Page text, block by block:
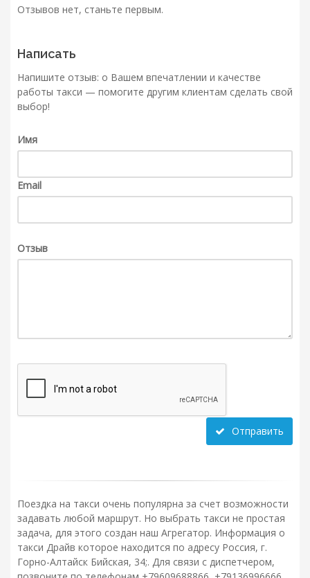
Отзывов нет, станьте первым.
Написать
Напишите отзыв: о Вашем впечатлении и качестве
работы такси — помогите другим клиентам сделать свой
выбор!
Имя
Email
Отзыв
Отправить
Поездка на такси очень популярна за счет возможности
задавать любой маршрут. Но выбрать такси не простая
задача, для этого создан наш Агрегатор. Информация о
такси Драйв которое находится по адресу Россия, г.
Горно-Алтайск Бийская, 34;. Для связи с диспетчером,